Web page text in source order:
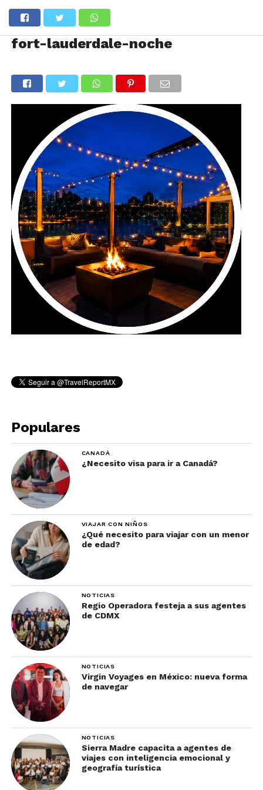
fort-lauderdale-noche
Populares
CANADÁ
¿Necesito visa para ir a Canadá?
VIAJAR CON NIÑOS
¿Qué necesito para viajar con un menor
de edad?
NOTICIAS
Regio Operadora festeja a sus agentes
de CDMX
NOTICIAS
Virgin Voyages en México: nueva forma
de navegar
NOTICIAS
Sierra Madre capacita a agentes de
viajes con inteligencia emocional y
geografía turística